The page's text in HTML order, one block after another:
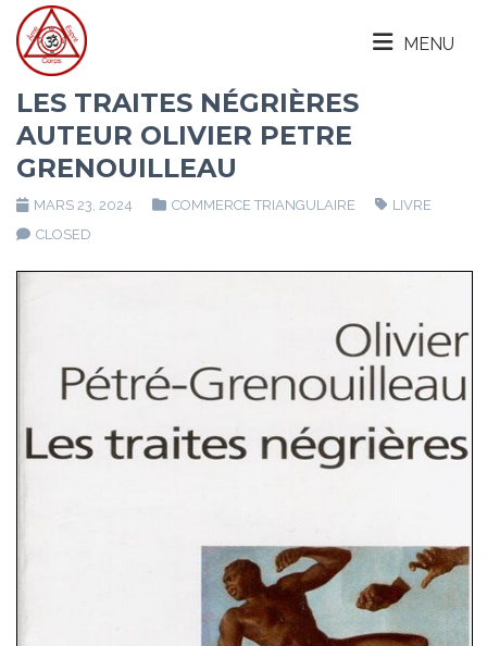
MENU
LES TRAITES NÉGRIÈRES
AUTEUR OLIVIER PETRE
GRENOUILLEAU
MARS 23, 2024 COMMERCE TRIANGULAIRE
LIVRE
CLOSED